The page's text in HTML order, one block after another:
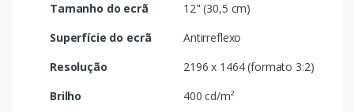
Tamanho do ecrã
12" (30,5 cm)
Superfície do ecrã
Antirreflexo
Resolução
2196 x 1464 (formato 3:2)
Brilho
400 cd/m²